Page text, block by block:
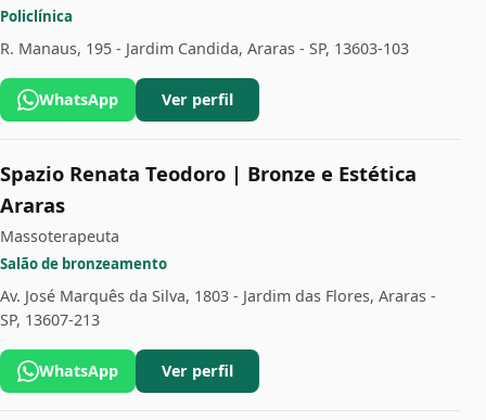
Policlínica
R. Manaus, 195 - Jardim Candida, Araras - SP, 13603-103
WhatsApp Ver perfil
Spazio Renata Teodoro | Bronze e Estética
Araras
Massoterapeuta
Salão de bronzeamento
Av. José Marquês da Silva, 1803 - Jardim das Flores, Araras -
SP, 13607-213
WhatsApp Ver perfil